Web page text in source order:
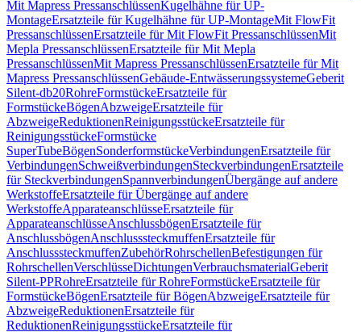
Mit Mapress PressanschlüssenKugelhähne für UP-
MontageErsatzteile für Kugelhähne für UP-MontageMit FlowFit
PressanschlüssenErsatzteile für Mit FlowFit PressanschlüssenMit
Mepla PressanschlüssenErsatzteile für Mit Mepla
PressanschlüssenMit Mapress PressanschlüssenErsatzteile für Mit
Mapress PressanschlüssenGebäude-EntwässerungssystemeGeberit
Silent-db20RohreFormstückeErsatzteile für
FormstückeBögenAbzweigeErsatzteile für
AbzweigeReduktionenReinigungsstückeErsatzteile für
ReinigungsstückeFormstücke
SuperTubeBögenSonderformstückeVerbindungenErsatzteile für
VerbindungenSchweißverbindungenSteckverbindungenErsatzteile
für SteckverbindungenSpannverbindungenÜbergänge auf andere
WerkstoffeErsatzteile für Übergänge auf andere
WerkstoffeApparateanschlüsseErsatzteile für
ApparateanschlüsseAnschlussbögenErsatzteile für
AnschlussbögenAnschlusssteckmuffenErsatzteile für
AnschlusssteckmuffenZubehörRohrschellenBefestigungen für
RohrschellenVerschlüsseDichtungenVerbrauchsmaterialGeberit
Silent-PPRohreErsatzteile für RohreFormstückeErsatzteile für
FormstückeBögenErsatzteile für BögenAbzweigeErsatzteile für
AbzweigeReduktionenErsatzteile für
ReduktionenReinigungsstückeErsatzteile für